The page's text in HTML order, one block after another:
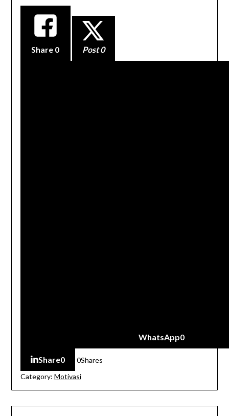
Share 0 Post 0
WhatsApp0
Share0 0Shares
Category: Motivasi